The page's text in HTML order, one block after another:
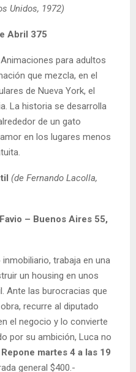
Unidos, 1972)
Abril 375
para adultos
que mezcla, en el
de Nueva York, el
La historia se desarrolla
de un gato
en los lugares menos
(de Fernando Lacolla,
– Buenos Aires 55,
trabaja en una
un housing en unos
Ante las burocracias que
recurre al diputado
el negocio y lo convierte
por su ambición, Luca no
Repone martes 4 a las 19
general $400.-